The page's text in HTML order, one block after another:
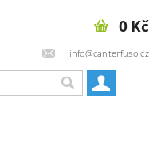
info@canterfuso.cz
0 Kč